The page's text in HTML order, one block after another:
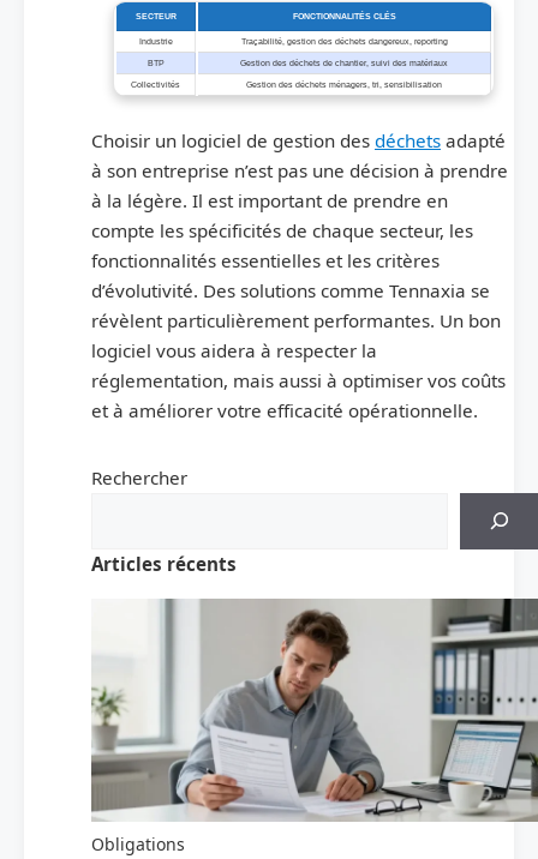
SECTEUR FONCTIONNALITÉS CLÉS
Industrie Traçabilité, gestion des déchets dangereux, reporting
BTP Gestion des déchets de chantier, suivi des matériaux
Collectivités Gestion des déchets ménagers, tri, sensibilisation
Choisir un logiciel de gestion des déchets adapté
à son entreprise n’est pas une décision à prendre
à la légère. Il est important de prendre en
compte les spécificités de chaque secteur, les
fonctionnalités essentielles et les critères
d’évolutivité. Des solutions comme Tennaxia se
révèlent particulièrement performantes. Un bon
logiciel vous aidera à respecter la
réglementation, mais aussi à optimiser vos coûts
et à améliorer votre efficacité opérationnelle.
Rechercher
Articles récents
Obligations